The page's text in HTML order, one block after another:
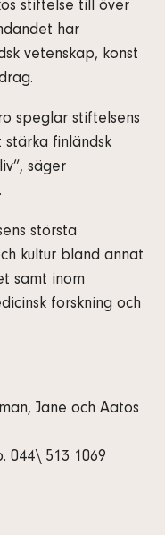
stiftelse till över
har
vetenskap, konst
speglar stiftelsens
finländsk
säger
.
största
kultur bland annat
samt inom
forskning och
Jane och Aatos
044\ 513 1069